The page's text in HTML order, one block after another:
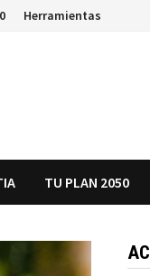
Herramientas
TU PLAN 2050